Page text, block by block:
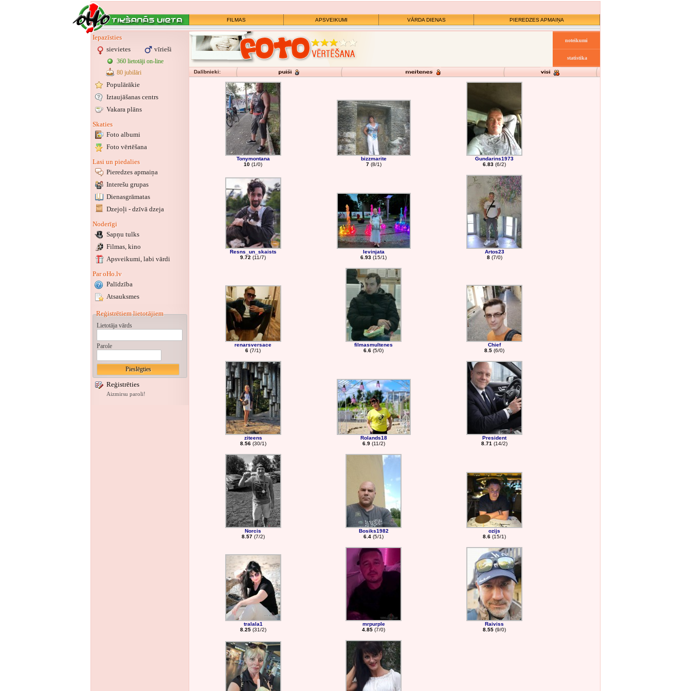
FILMAS APSVEIKUMI VĀRDA DIENAS PIEREDZES APMAIŅA
Iepazīsties
sievietes
vīrieši
360 lietotāji on-line
80 jubilāri
Populārākie
Iztaujāšanas centrs
Vakara plāns
Skaties
Foto albumi
Foto vērtēšana
Lasi un piedalies
Pieredzes apmaiņa
Interešu grupas
Dienasgrāmatas
Dzejoļi - dzīvā dzeja
Noderīgi
Sapņu tulks
Filmas, kino
Apsveikumi, labi vārdi
Par oHo.lv
Palīdzība
Atsauksmes
Reģistrētiem lietotājiem
Lietotāja vārds
Parole
Reģistrēties
Aizmirsu paroli!
noteikumi
statistika
Dalībnieki:
Tonymontana
10 (1/0)
bizzmarite
7(8/1)
Gundarins1973
6.83 (6/2)
Resns_un_skaists
9.72 (11/7)
Ievinjata
6.93 (15/1)
Artos23
8(7/0)
renarsversace
6 (7/1)
filmasmultenes
6.6 (5/0)
Chief
8.5 (6/0)
ziteens
8.56(30/1)
Rolands18
6.9(11/2)
President
8.71 (14/2)
Norcis
8.57(7/2)
Bosiks1982
6.4 (5/1)
ozijs
8.6 (15/1)
tralala1
8.25(31/2)
mrpurple
4.85 (7/0)
Raiviss
8.55 (9/0)